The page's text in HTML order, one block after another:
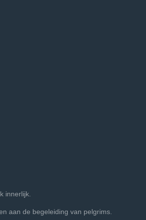
innerlijk.
aan de begeleiding van pelgrims.